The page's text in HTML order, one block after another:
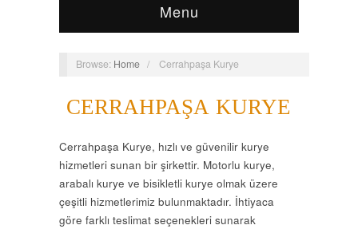
Menu
Browse: Home / Cerrahpaşa Kurye
CERRAHPAŞA KURYE
Cerrahpaşa Kurye, hızlı ve güvenilir kurye
hizmetleri sunan bir şirkettir. Motorlu kurye,
arabalı kurye ve bisikletli kurye olmak üzere
çeşitli hizmetlerimiz bulunmaktadır. İhtiyaca
göre farklı teslimat seçenekleri sunarak